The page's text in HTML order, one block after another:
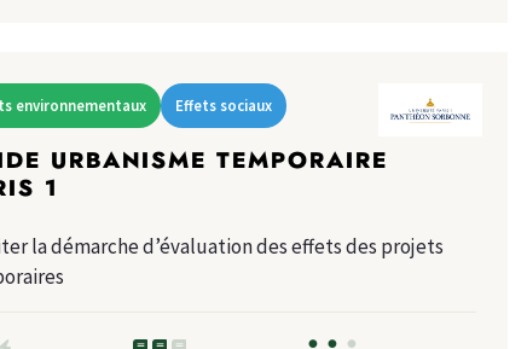
environnementaux Effets sociaux
URBANISME TEMPORAIRE
1
la démarche d’évaluation des effets des projets